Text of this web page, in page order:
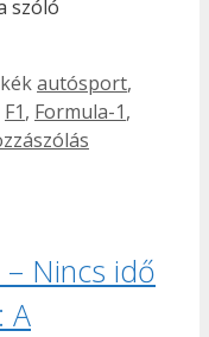
szóló
autósport,
F1, Formula-1,
Nincs idő
A